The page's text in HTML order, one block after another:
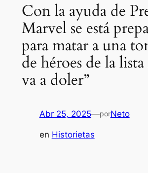
Con la ayuda de
Marvel se está
para matar a una
de héroes de la
va a doler”
Abr 25, 2025—porNeto
en Historietas